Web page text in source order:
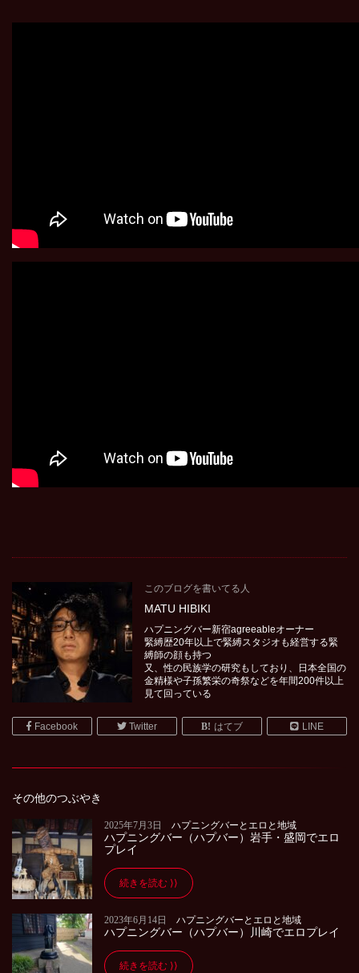
このブログを書いてる人
MATU HIBIKI
ハプニングバー新宿agreeableオーナー
緊縛歴20年以上で緊縛スタジオも経営する緊
縛師の顔も持つ
又、性の民族学の研究もしており、日本全国の
金精様や子孫繁栄の奇祭などを年間200件以上
見て回っている
Facebook Twitter はてブ LINE
その他のつぶやき
2025年7月3日 ハプニングバーとエロと地域
ハプニングバー（ハプバー）岩手・盛岡でエロ
プレイ
続きを読む
2023年6月14日 ハプニングバーとエロと地域
ハプニングバー（ハプバー）川崎でエロプレイ
続きを読む